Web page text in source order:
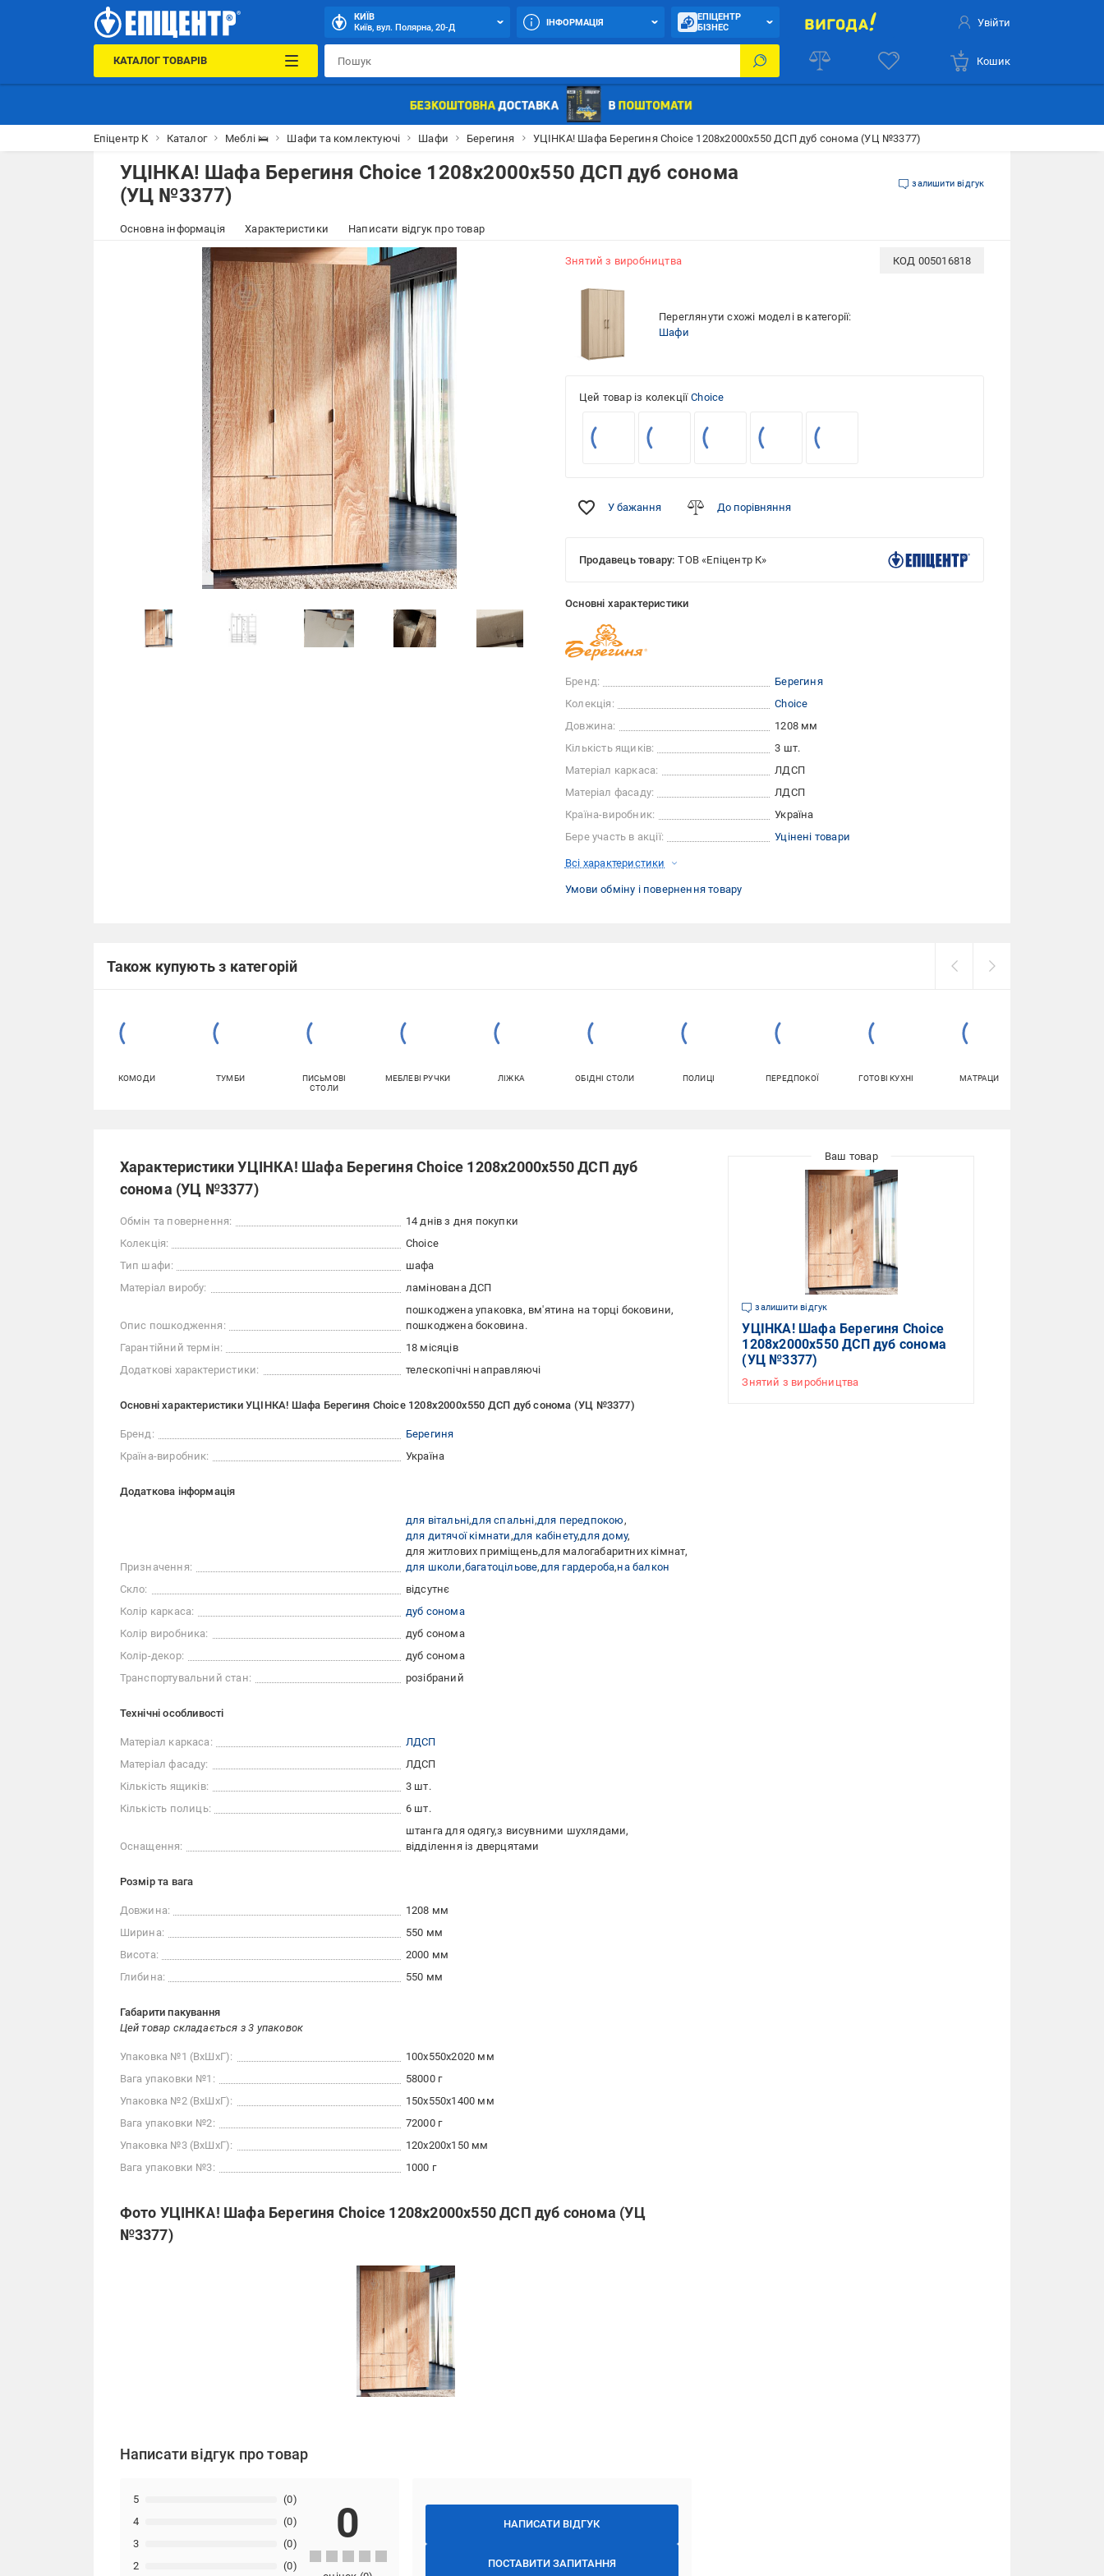
КИЇВ
Київ, вул. Полярна, 20-Д
ІНФОРМАЦІЯ
ЕПІЦЕНТР
БІЗНЕС
Увійти
КАТАЛОГ ТОВАРІВ Кошик
Епіцентр К Каталог Меблі 🛌 Шафи та комлектуючі Шафи Берегиня УЦІНКА! Шафа Берегиня Choice 1208х2000х550 ДСП дуб сонома (УЦ №3377)
УЦІНКА! Шафа Берегиня Choice 1208х2000х550 ДСП дуб сонома
(УЦ №3377)
залишити відгук
Основна інформація Характеристики Написати відгук про товар
Знятий з виробництва КОД 005016818
Переглянути схожі моделі в категорії:
Шафи
Цей товар із колекції Choice
У бажання До порівняння
Продавець товару: ТОВ «Епіцентр К»
Основні характеристики
Бренд:
Берегиня
Колекція:
Choice
Довжина:
1208 мм
Кількість ящиків:
3 шт.
Матеріал каркаса:
ЛДСП
Матеріал фасаду:
ЛДСП
Країна-виробник:
Україна
Бере участь в акції:
Уцінені товари
Всі характеристики
Умови обміну і повернення товару
Також купують з категорій
КОМОДИ ТУМБИ
ПИСЬМОВІ
СТОЛИ
МЕБЛЕВІ РУЧКИ ЛІЖКА ОБІДНІ СТОЛИ ПОЛИЦІ ПЕРЕДПОКОЇ ГОТОВІ КУХНІ МАТРАЦИ
Характеристики УЦІНКА! Шафа Берегиня Choice 1208х2000х550 ДСП дуб
сонома (УЦ №3377)
Обмін та повернення:
14 днів з дня покупки
Колекція:
Choice
Тип шафи:
шафа
Матеріал виробу:
ламінована ДСП
Опис пошкодження:
пошкоджена упаковка, вм'ятина на торці боковини,
пошкоджена боковина.
Гарантійний термін:
18 місяців
Додаткові характеристики:
телескопічні направляючі
Основні характеристики УЦІНКА! Шафа Берегиня Choice 1208х2000х550 ДСП дуб сонома (УЦ №3377)
Бренд:
Берегиня
Країна-виробник:
Україна
Додаткова інформація
Призначення:
для вітальні для спальні для передпокою
для дитячої кімнати для кабінету для дому
для житлових приміщень для малогабаритних кімнат
для школи багатоцільове для гардероба на балкон
Скло:
відсутнє
Колір каркаса:
дуб сонома
Колір виробника:
дуб сонома
Колір-декор:
дуб сонома
Транспортувальний стан:
розібраний
Технічні особливості
Матеріал каркаса:
ЛДСП
Матеріал фасаду:
ЛДСП
Кількість ящиків:
3 шт.
Кількість полиць:
6 шт.
Оснащення:
штанга для одягу з висувними шухлядами
відділення із дверцятами
Розмір та вага
Довжина:
1208 мм
Ширина:
550 мм
Висота:
2000 мм
Глибина:
550 мм
Габарити пакування
Цей товар складається з 3 упаковок
Упаковка №1 (ВхШхГ):
100x550x2020 мм
Вага упаковки №1:
58000 г
Упаковка №2 (ВхШхГ):
150x550x1400 мм
Вага упаковки №2:
72000 г
Упаковка №3 (ВхШхГ):
120x200x150 мм
Вага упаковки №3:
1000 г
Фото УЦІНКА! Шафа Берегиня Choice 1208х2000х550 ДСП дуб сонома (УЦ
№3377)
Написати відгук про товар
НАПИСАТИ ВІДГУК
ПОСТАВИТИ ЗАПИТАННЯ
2 (0)
3 (0)
4 (0)
5 (0)
0
залишити відгук
УЦІНКА! Шафа Берегиня Choice
1208х2000х550 ДСП дуб сонома
(УЦ №3377)
Знятий з виробництва